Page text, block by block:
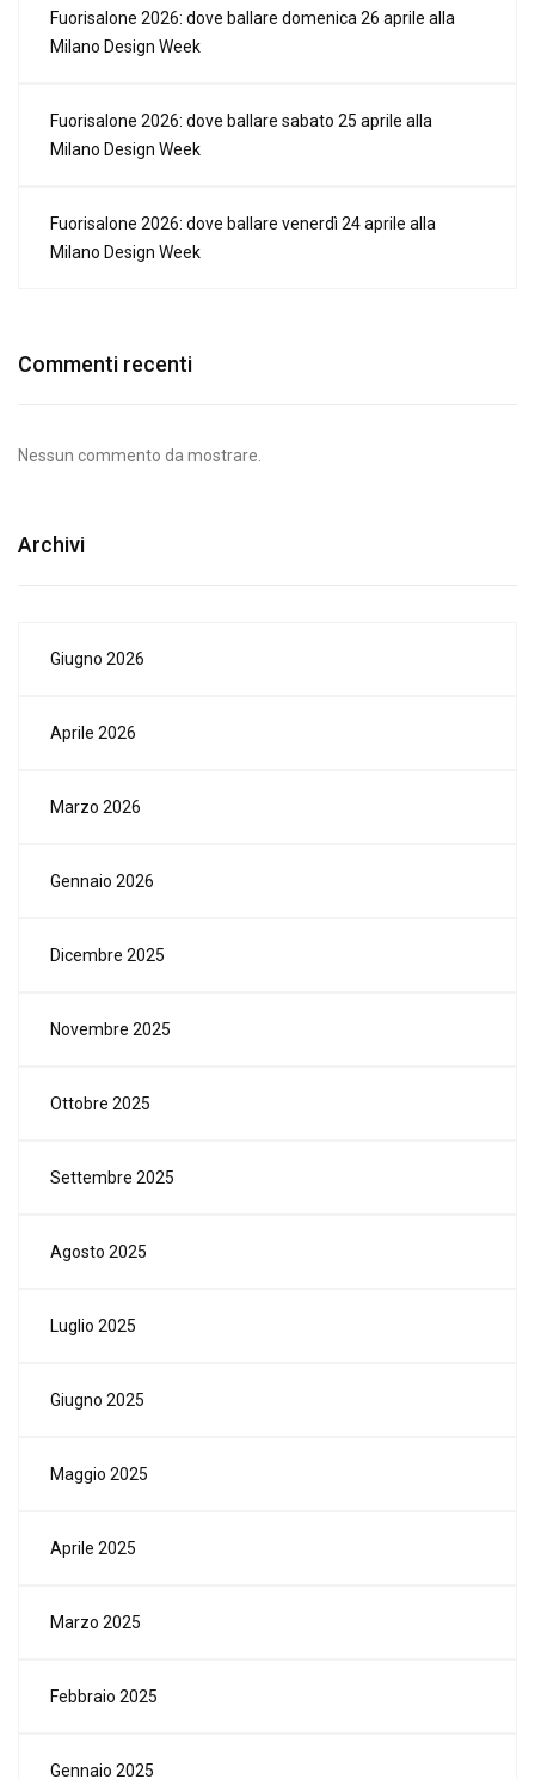
Fuorisalone 2026: dove ballare domenica 26 aprile alla
Milano Design Week
Fuorisalone 2026: dove ballare sabato 25 aprile alla
Milano Design Week
Fuorisalone 2026: dove ballare venerdì 24 aprile alla
Milano Design Week
Commenti recenti
Nessun commento da mostrare.
Archivi
Giugno 2026
Aprile 2026
Marzo 2026
Gennaio 2026
Dicembre 2025
Novembre 2025
Ottobre 2025
Settembre 2025
Agosto 2025
Luglio 2025
Giugno 2025
Maggio 2025
Aprile 2025
Marzo 2025
Febbraio 2025
Gennaio 2025